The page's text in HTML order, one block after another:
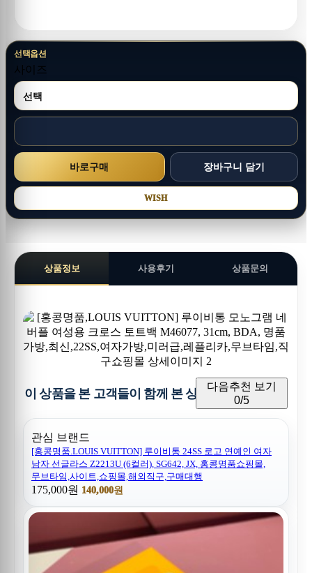
선택옵션
사이즈
WISH
상품정보 사용후기 상품문의
이 상품을 본 고객들이 함께 본 상품다음추천 보기
0/5
관심 브랜드
[홍콩명품.LOUIS VUITTON] 루이비통 24SS 로고 연예인 여자
남자 선글라스 Z2213U (6컬러), SG642, JX, 홍콩명품쇼핑몰,
무브타임,사이트,쇼핑몰,해외직구,구매대행
175,000원 140,000원